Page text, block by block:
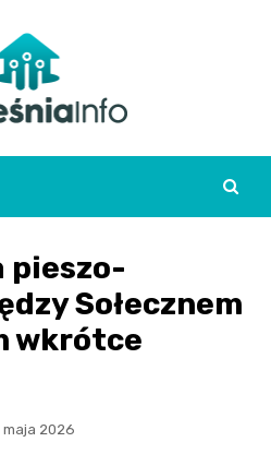
pieszo-
Sołecznem
wkrótce
maja 2026